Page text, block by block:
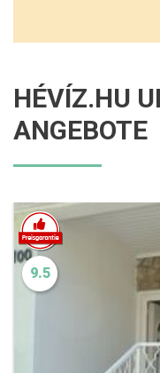
HÉVÍZ.HU
ANGEBOTE
9.5